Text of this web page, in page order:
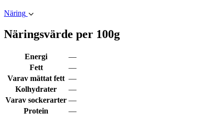
Näring
Näringsvärde per 100g
Energi
—
Fett
—
Varav mättat fett —
Kolhydrater
—
Varav sockerarter —
Protein
—